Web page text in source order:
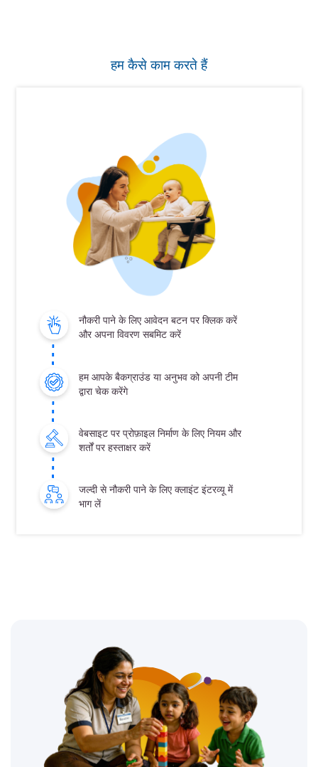
हम कैसे काम करते हैं
नौकरी पाने के लिए आवेदन बटन पर क्लिक करें
और अपना विवरण सबमिट करें
हम आपके बैकग्राउंड या अनुभव को अपनी टीम
द्वारा चेक करेंगे
वेबसाइट पर प्रोफ़ाइल निर्माण के लिए नियम और
शर्तों पर हस्ताक्षर करें
जल्दी से नौकरी पाने के लिए क्लाइंट इंटरव्यू में
भाग लें